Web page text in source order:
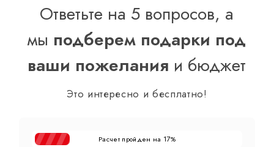
Ответьте на 5 вопросов, а
мы подберем подарки под
ваши пожелания и бюджет
Это интересно и бесплатно!
Расчет пройден на 17%